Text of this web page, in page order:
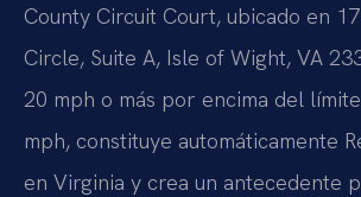
County Circuit Court, ubicado en
Circle, Suite A, Isle of Wight, VA
20 mph o más por encima del
mph, constituye automáticamente
en Virginia y crea un antecedente